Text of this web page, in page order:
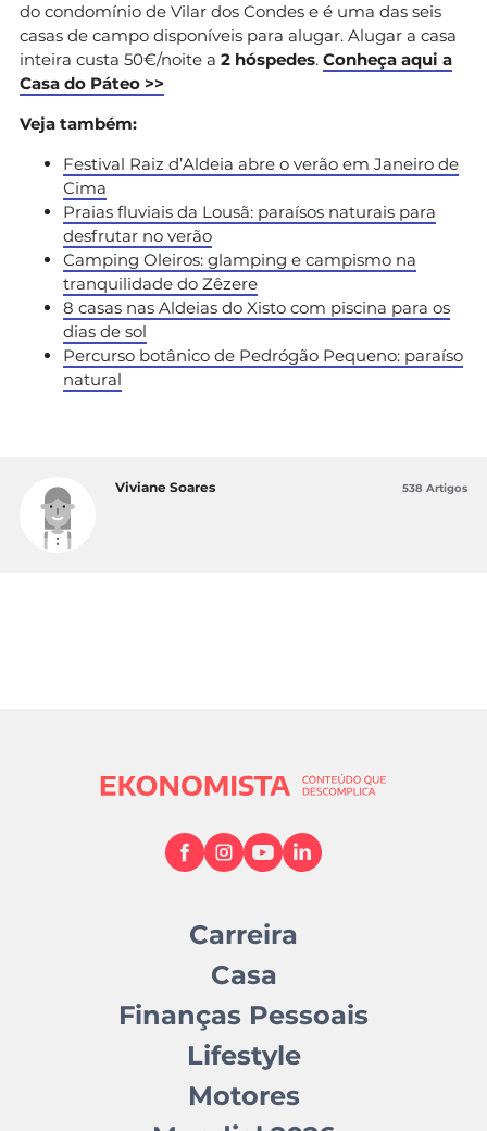
do condomínio de Vilar dos Condes e é uma das seis
casas de campo disponíveis para alugar. Alugar a casa
inteira custa 50€/noite a 2 hóspedes. Conheça aqui a
Casa do Páteo >>
Veja também:
Festival Raiz d’Aldeia abre o verão em Janeiro de
Cima
Praias fluviais da Lousã: paraísos naturais para
desfrutar no verão
Camping Oleiros: glamping e campismo na
tranquilidade do Zêzere
8 casas nas Aldeias do Xisto com piscina para os
dias de sol
Percurso botânico de Pedrógão Pequeno: paraíso
natural
Viviane Soares 538 Artigos
Carreira
Casa
Finanças Pessoais
Lifestyle
Motores